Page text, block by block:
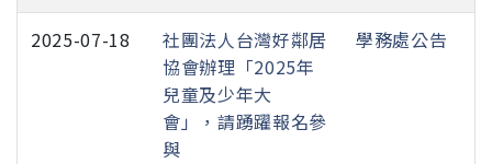
2025-07-18
社團法人台灣好鄰居
協會辦理「2025年
兒童及少年大
會」，請踴躍報名參
與
學務處公告